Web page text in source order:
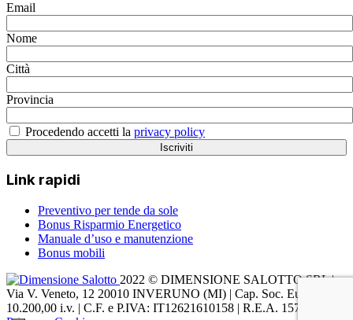
Email
Nome
Città
Provincia
Procedendo accetti la privacy policy
Link rapidi
Preventivo per tende da sole
Bonus Risparmio Energetico
Manuale d’uso e manutenzione
Bonus mobili
2022 © DIMENSIONE SALOTTO SRL |
Via V. Veneto, 12 20010 INVERUNO (MI) | Cap. Soc. Euro
10.200,00 i.v. | C.F. e P.IVA: IT12621610158 | R.E.A. 1572545 |